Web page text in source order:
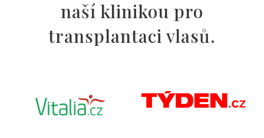
naší klinikou pro
transplantaci vlasů.